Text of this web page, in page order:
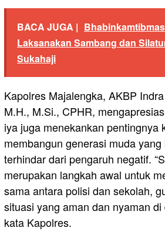
BACA JUGA |
Laksanakan Sambang dan
Sukahaji
Kapolres Majalengka, AKBP
M.H., M.Si., CPHR,
iya juga menekankan pentingnya
membangun generasi muda
terhindar dari pengaruh negatif.
merupakan langkah awal untuk
sama antara polisi dan sekolah,
situasi yang aman dan nyaman di
kata Kapolres.